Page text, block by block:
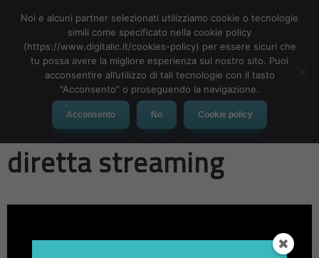
MENU
SmartWorkingTalk: la
diretta streaming
Noi e alcuni partner selezionati utilizziamo cookie o tecnologie
simili come specificato nella cookie policy
(https://www.digitalic.it/cookies-policy) per essere sicuri che
tu possa avere la migliore esperienza sul nostro sito. Puoi
acconsentire all’utilizzo di tali tecnologie con il tasto
"Acconsento" o proseguendo la navigazione.
Acconsento No Cookie policy